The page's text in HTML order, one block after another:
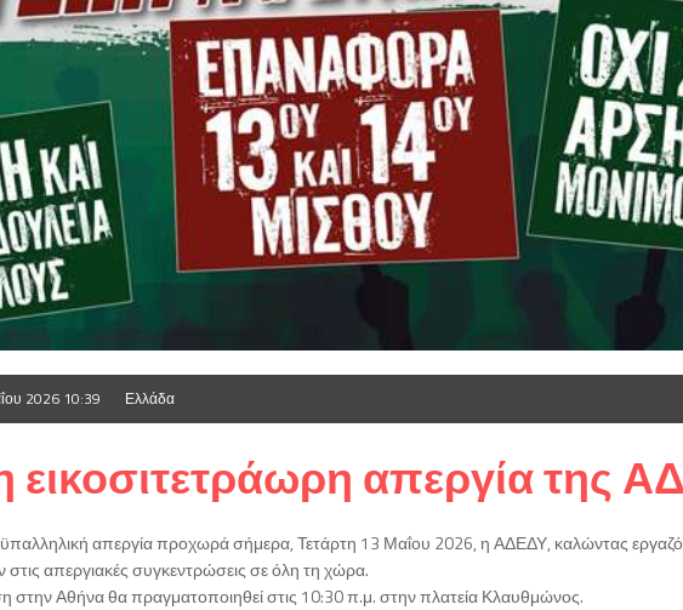
2026 10:39 Ελλάδα
εικοσιτετράωρη απεργία της
απεργία προχωρά σήμερα, Τετάρτη 13 Μαΐου 2026, η ΑΔΕΔΥ, καλώντας
απεργιακές συγκεντρώσεις σε όλη τη χώρα.
στην Αθήνα θα πραγματοποιηθεί στις 10:30 π.μ. στην πλατεία Κλαυθμώνος.